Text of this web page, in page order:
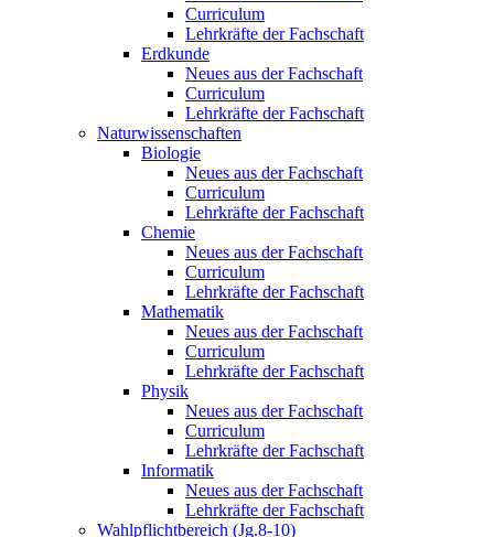
Curriculum
Lehrkräfte der Fachschaft
Erdkunde
Neues aus der Fachschaft
Curriculum
Lehrkräfte der Fachschaft
Naturwissenschaften
Biologie
Neues aus der Fachschaft
Curriculum
Lehrkräfte der Fachschaft
Chemie
Neues aus der Fachschaft
Curriculum
Lehrkräfte der Fachschaft
Mathematik
Neues aus der Fachschaft
Curriculum
Lehrkräfte der Fachschaft
Physik
Neues aus der Fachschaft
Curriculum
Lehrkräfte der Fachschaft
Informatik
Neues aus der Fachschaft
Lehrkräfte der Fachschaft
Wahlpflichtbereich (Jg.8-10)